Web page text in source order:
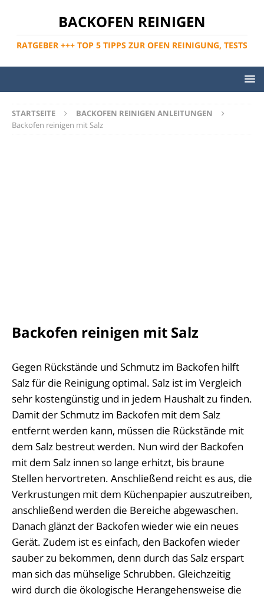
BACKOFEN REINIGEN
RATGEBER +++ TOP 5 TIPPS ZUR OFEN REINIGUNG, TESTS
STARTSEITE
BACKOFEN REINIGEN ANLEITUNGEN
Backofen reinigen mit Salz
Backofen reinigen mit Salz
Gegen Rückstände und Schmutz im Backofen hilft
Salz für die Reinigung optimal. Salz ist im Vergleich
sehr kostengünstig und in jedem Haushalt zu finden.
Damit der Schmutz im Backofen mit dem Salz
entfernt werden kann, müssen die Rückstände mit
dem Salz bestreut werden. Nun wird der Backofen
mit dem Salz innen so lange erhitzt, bis braune
Stellen hervortreten. Anschließend reicht es aus, die
Verkrustungen mit dem Küchenpapier auszutreiben,
anschließend werden die Bereiche abgewaschen.
Danach glänzt der Backofen wieder wie ein neues
Gerät. Zudem ist es einfach, den Backofen wieder
sauber zu bekommen, denn durch das Salz erspart
man sich das mühselige Schrubben. Gleichzeitig
wird durch die ökologische Herangehensweise die